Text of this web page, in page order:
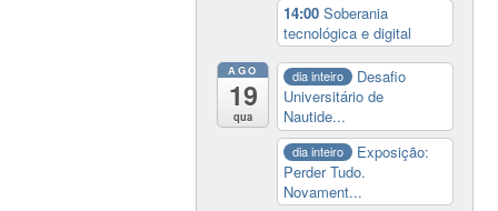
14:00Soberania
tecnológica e digital
AGO
19
qua
dia inteiro
Desafio
Universitário de
Nautide...
dia inteiro
Exposição:
Perder Tudo.
Novament...